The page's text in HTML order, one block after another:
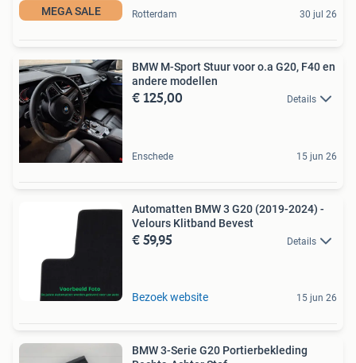
MEGA SALE Rotterdam 30 jul 26
BMW M-Sport Stuur voor o.a G20, F40 en
andere modellen
€ 125,00 Details
Enschede 15 jun 26
Automatten BMW 3 G20 (2019-2024) -
Velours Klitband Bevest
€ 59,95 Details
Bezoek website 15 jun 26
BMW 3-Serie G20 Portierbekleding